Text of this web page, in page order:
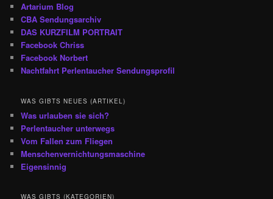
Artarium Blog
CBA Sendungsarchiv
DAS KURZFILM PORTRAIT
Facebook Chriss
Facebook Norbert
Nachtfahrt Perlentaucher Sendungsprofil
WAS GIBTS NEUES (ARTIKEL)
Was urlauben sie sich?
Perlentaucher unterwegs
Vom Fallen zum Fliegen
Menschenvernichtungsmaschine
Eigensinnig
WAS GIBTS (KATEGORIEN)